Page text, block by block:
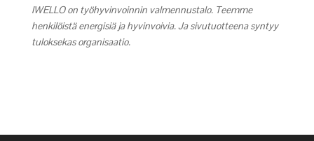
IWELLO on työhyvinvoinnin valmennustalo. Teemme
henkilöistä energisiä ja hyvinvoivia. Ja sivutuotteena syntyy
tuloksekas organisaatio.